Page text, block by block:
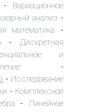
- Вариационное
анализ -
математика -
-Дискретная
и
-
- Исследование
- Комплексное
- Линейное